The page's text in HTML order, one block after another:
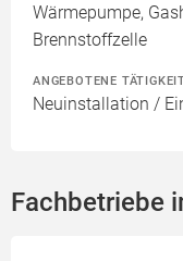
Wärmepumpe,
Brennstoffzelle
ANGEBOTENE
Neuinstallation /
Fachbetriebe